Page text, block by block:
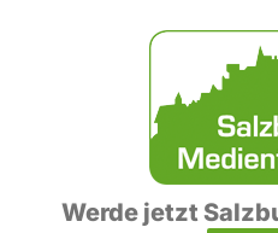
Werde jetzt